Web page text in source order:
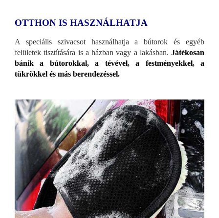
OTTHON IS HASZNÁLHATJA
A speciális szivacsot használhatja a bútorok és egyéb
felületek tisztítására is a házban vagy a lakásban. Játékosan
bánik a bútorokkal, a tévével, a festményekkel, a
tükrökkel és más berendezéssel.